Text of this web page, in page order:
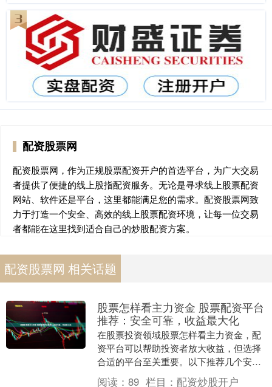
配资股票网
配资股票网，作为正规股票配资开户的首选平台，为广大交易
者提供了便捷的线上股指配资服务。无论是寻求线上股票配资
网站、软件还是平台，这里都能满足您的需求。配资股票网致
力于打造一个安全、高效的线上股票配资环境，让每一位交易
者都能在这里找到适合自己的炒股配资方案。
配资股票网 相关话题
股票怎样看主力资金 股票配资平台
推荐：安全可靠，收益最大化
在股票投资领域股票怎样看主力资金，配
资平台可以帮助投资者放大收益，但选择
合适的平台至关重要。以下推荐几个安全
可靠、收益最大化的股票配 * **放大收
阅读： 89 栏目： 配资炒股开户